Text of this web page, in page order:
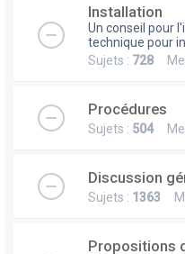
Installation
Un conseil pour
technique pour
Sujets : 728
Procédures
Sujets : 504
Discussion
Sujets : 1363
Propositions